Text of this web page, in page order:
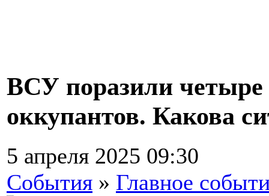
ВСУ поразили четыре
оккупантов. Какова
5 апреля 2025 09:30
События » Главное